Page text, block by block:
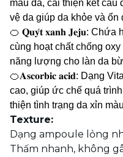
màu da, cải thiện kết
vệ da giúp da khỏe và ổn
🍊 𝐐𝐮𝐲́𝐭 𝐱𝐚𝐧𝐡 𝐉𝐞𝐣𝐮:
cùng hoạt chất chống
năng lượng cho làn da
🍊𝐀𝐬𝐜𝐨𝐫𝐛𝐢𝐜 𝐚𝐜𝐢𝐝: Dạng
cao, giúp ức chế quá
thiện tình trạng da xỉn
Texture:
Dạng ampoule lỏng
Thấm nhanh, không